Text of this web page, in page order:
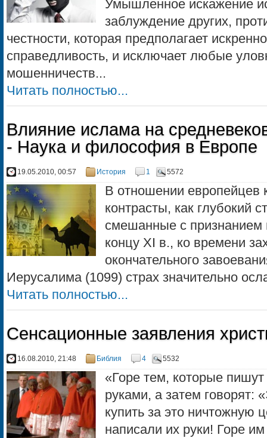
Умышленное искажение
заблуждение других,
честности, которая предполагает
справедливость, и исключает любые
мошенничеств...
Читать полностью...
Влияние ислама на
- Наука и философия в Европе
19.05.2010, 00:57 История 1 5572
В отношении европейцев
контрасты, как глубокий
смешанные с признанием
концу XI в., ко времени
окончательного
Иерусалима (1099) страх значительно
Читать полностью...
Сенсационные заявления
16.08.2010, 21:48 Библия 4 5532
«Горе тем, которые
руками, а затем говорят:
купить за это ничтожную
написали их руки! Горе